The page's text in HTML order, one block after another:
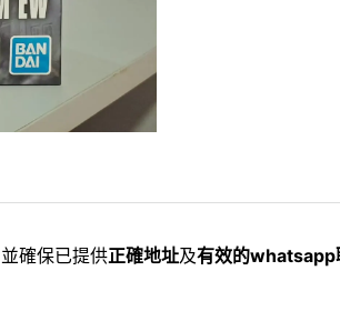
確保已提供正確地址及有效的whatsapp